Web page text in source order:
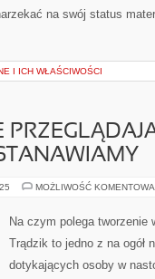
na swój status
I ICH WŁAŚCIWOŚCI
MOŻLIWOŚĆ
Na czym polega tworzenie
Trądzik to jedno z na ogół
dotykających osoby w